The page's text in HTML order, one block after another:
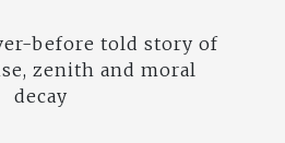
before told story of
zenith and moral
decay